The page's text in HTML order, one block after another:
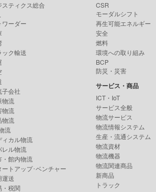
スティクス総合
ワーダー
ック輸送
子会社
物流
物流
物流
流
ィカル物流
レル物流
・館内物流
ートアップ･ベンチャー
運送
・税関
CSR
モーダルシフト
再生可能エネルギー
安全
燃料
環境への取り組み
BCP
防災・災害
サービス・商品
ICT・IoT
サービス全般
物流サービス
物流情報システム
生産・流通システム
物流資材
物流機器
物流関連商品
新商品
トラック